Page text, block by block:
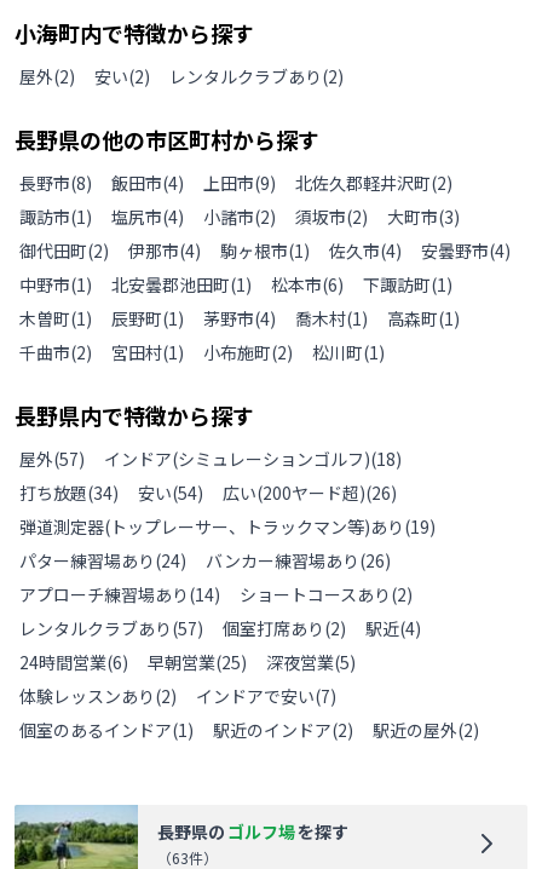
小海町内で特徴から探す
屋外(2) 安い(2) レンタルクラブあり (2)
長野県の他の市区町村から探す
長野市(8) 飯田市(4) 上田市(9) 北佐久郡軽井沢町(2)
諏訪市(1) 塩尻市(4) 小諸市(2) 須坂市(2) 大町市(3)
御代田町(2) 伊那市(4) 駒ヶ根市(1) 佐久市(4) 安曇野市(4)
中野市(1) 北安曇郡池田町(1) 松本市(6) 下諏訪町(1)
木曽町(1) 辰野町(1) 茅野市(4) 喬木村(1) 高森町(1)
千曲市(2) 宮田村(1) 小布施町(2) 松川町(1)
長野県内で特徴から探す
屋外(57) インドア(シミュレーションゴルフ)(18)
打ち放題(34) 安い(54) 広い(200ヤード超)(26)
弾道測定器(トップレーサー、トラックマン等)あり (19)
パター練習場あり (24) バンカー練習場あり (26)
アプローチ練習場あり (14) ショートコースあり (2)
レンタルクラブあり (57) 個室打席あり (2) 駅近(4)
24時間営業(6) 早朝営業(25) 深夜営業(5)
体験レッスンあり (2) インドアで安い(7)
個室のあるインドア(1) 駅近のインドア(2) 駅近の屋外(2)
長野県の ゴルフ場を探す
（63件）